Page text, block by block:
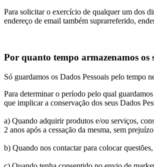
Para solicitar o exercício de qualquer um dos
endereço de email também suprarreferido,
Por quanto tempo armazenamos os
Só guardamos os Dados Pessoais pelo tempo
Para determinar o período pelo qual
que implicar a conservação dos seus Dados
a) Quando adquirir produtos e/ou serviços,
2 anos após a cessação da mesma, sem
b) Quando nos contactar para colocar